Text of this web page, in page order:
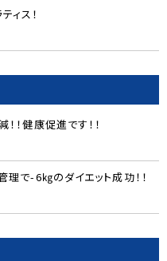
ィス！
！健康促進です！！
で-6㎏のダイエット成功！！